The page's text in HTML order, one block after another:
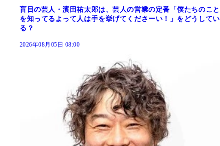
盲目の芸人・濱田祐太郎は、芸人の営業の定番「僕たちのこと
を知ってるよって人は手を挙げてくださーい！」をどうしてい
る？
2026年08月05日 08:00